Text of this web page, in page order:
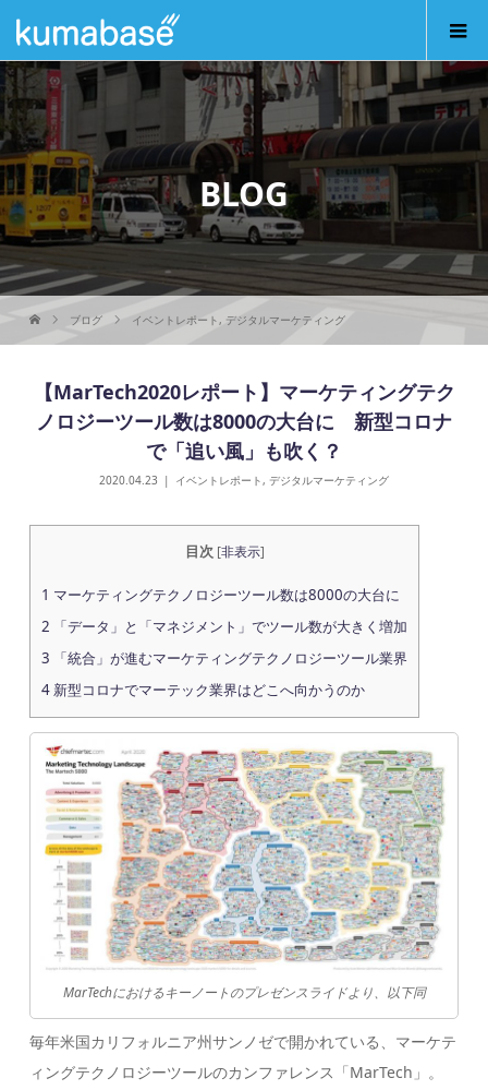
BLOG
ブログ イベントレポート, デジタルマーケティング
【MarTech2020レポート】マーケティングテク
ノロジーツール数は8000の大台に 新型コロナ
で「追い風」も吹く？
2020.04.23 イベントレポート , デジタルマーケティング
目次 [非表示]
1 マーケティングテクノロジーツール数は8000の大台に
2 「データ」と「マネジメント」でツール数が大きく増加
3 「統合」が進むマーケティングテクノロジーツール業界
4 新型コロナでマーテック業界はどこへ向かうのか
MarTechにおけるキーノートのプレゼンスライドより、以下同
毎年米国カリフォルニア州サンノゼで開かれている、マーケテ
ィングテクノロジーツールのカンファレンス「MarTech」。